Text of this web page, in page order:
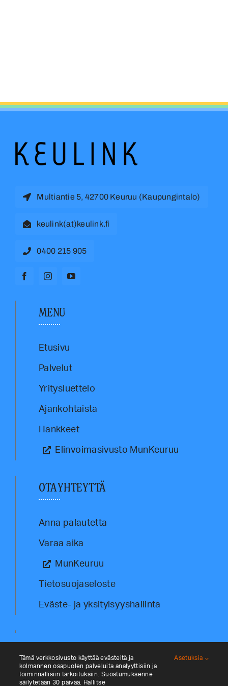
Multiantie 5, 42700 Keuruu (Kaupungintalo)
keulink(at)keulink.fi
0400 215 905
MENU
Etusivu
Palvelut
Yritysluettelo
Ajankohtaista
Hankkeet
Elinvoimasivusto MunKeuruu
OTA YHTEYTTÄ
Anna palautetta
Varaa aika
MunKeuruu
Tietosuojaseloste
Eväste- ja yksityisyyshallinta
Tämä verkkosivusto käyttää evästeitä ja
kolmannen osapuolen palveluita analyyttisiin ja
toiminnallisiin tarkoituksiin. Suostumuksenne
säilytetään 30 päivää. Hallitse
Asetuksia